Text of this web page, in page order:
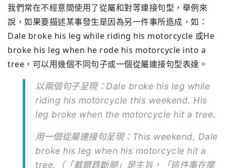
我們常在不經意間使用了從屬和對等連接句型，舉例來
說，如果要描述某事發生是因為另一件事所造成，如：
Dale broke his leg while riding his motorcycle 或He
broke his leg when he rode his motorcycle into a
tree，可以用幾個不同句子或一個從屬連接句型表達。
以兩個句子呈現：Dale broke his leg while
riding his motorcycle this weekend. His
leg broke when the motorcycle hit a tree.
用一個從屬連接句呈現：This weekend, Dale
broke his leg when his motorcycle hit a
tree.（「戴爾跌斷腿」是主旨，「這件事在摩